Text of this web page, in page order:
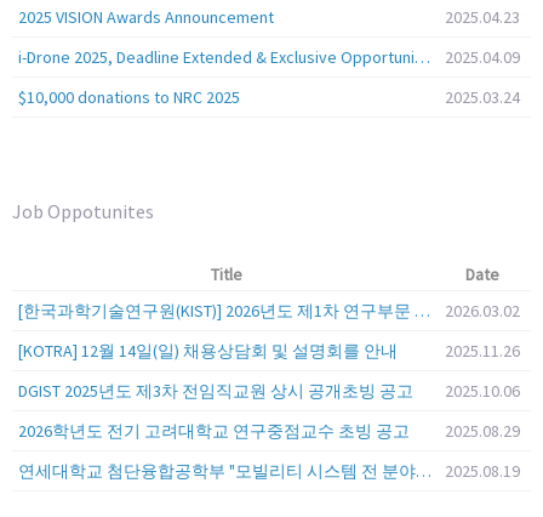
2025 VISION Awards Announcement
2025.04.23
i-Drone 2025, Deadline Extended & Exclusive Opportunity to Travel to Korea!
2025.04.09
$10,000 donations to NRC 2025
2025.03.24
Job Oppotunites
Title
Date
[한국과학기술연구원(KIST)] 2026년도 제1차 연구부문 공개채용 안내
2026.03.02
[KOTRA] 12월 14일(일) 채용상담회 및 설명회를 안내
2025.11.26
DGIST 2025년도 제3차 전임직교원 상시 공개초빙 공고
2025.10.06
2026학년도 전기 고려대학교 연구중점교수 초빙 공고
2025.08.29
연세대학교 첨단융합공학부 "모빌리티 시스템 전 분야" 전임교원 특별채용 (2026년 9월 1일자 임용 예정)
2025.08.19